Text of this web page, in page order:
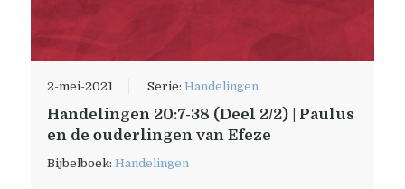
2-mei-2021 Serie: Handelingen
Handelingen 20:7-38 (Deel 2/2) | Paulus
en de ouderlingen van Efeze
Bijbelboek: Handelingen